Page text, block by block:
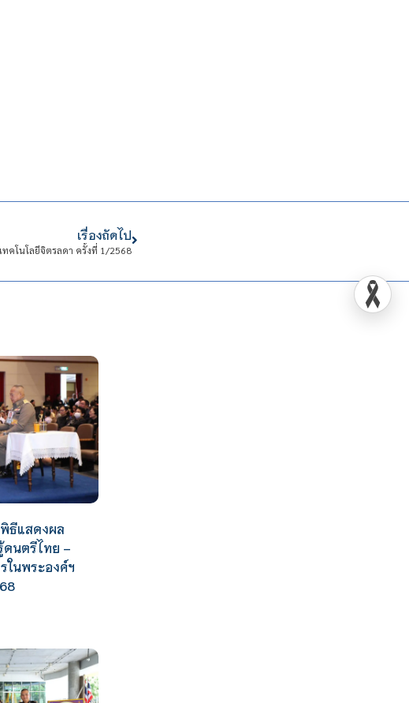
เรื่องถัดไป
คโนโลยีจิตรลดา ครั้งที่ 1/2568
ธีแสดงผล
ดนตรีไทย –
ในพระองค์ฯ